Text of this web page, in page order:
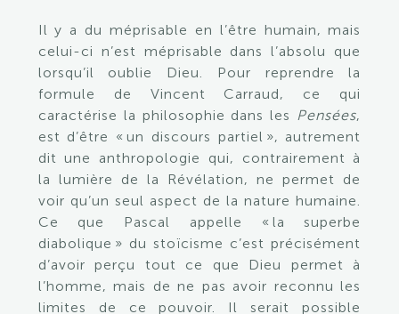
Il y a du méprisable en l’être humain, mais
celui-ci n’est méprisable dans l’absolu que
lorsqu’il oublie Dieu. Pour reprendre la
formule de Vincent Carraud, ce qui
caractérise la philosophie dans les Pensées,
est d’être « un discours partiel », autrement
dit une anthropologie qui, contrairement à
la lumière de la Révélation, ne permet de
voir qu’un seul aspect de la nature humaine.
Ce que Pascal appelle « la superbe
diabolique » du stoïcisme c’est précisément
d’avoir perçu tout ce que Dieu permet à
l’homme, mais de ne pas avoir reconnu les
limites de ce pouvoir. Il serait possible